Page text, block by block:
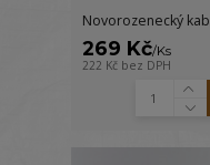
Novorozenecký
269 Kč/Ks
222 Kč bez DPH